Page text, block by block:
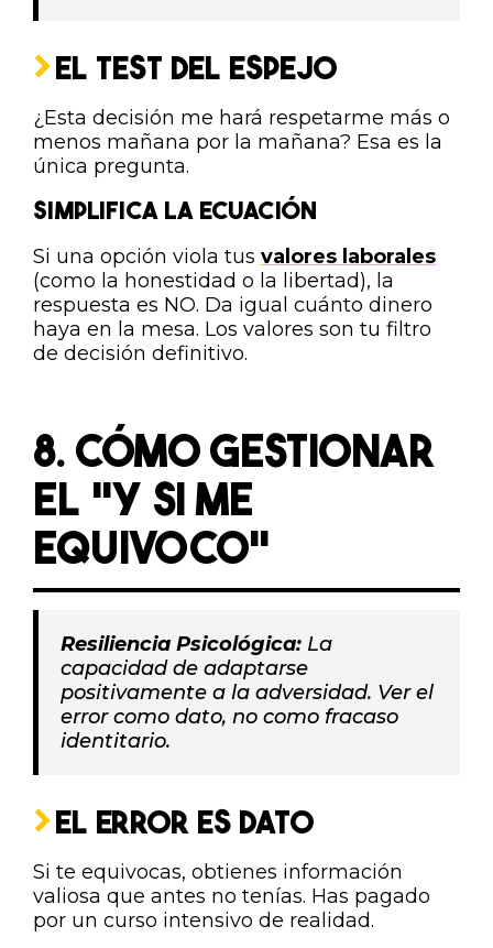
EL TEST DEL ESPEJO
¿Esta decisión me hará respetarme más o
menos mañana por la mañana? Esa es la
única pregunta.
SIMPLIFICA LA ECUACIÓN
Si una opción viola tus valores laborales
(como la honestidad o la libertad), la
respuesta es NO. Da igual cuánto dinero
haya en la mesa. Los valores son tu filtro
de decisión definitivo.
8. CÓMO GESTIONAR
EL "Y SI ME
EQUIVOCO"
Resiliencia Psicológica: La
capacidad de adaptarse
positivamente a la adversidad. Ver el
error como dato, no como fracaso
identitario.
EL ERROR ES DATO
Si te equivocas, obtienes información
valiosa que antes no tenías. Has pagado
por un curso intensivo de realidad.